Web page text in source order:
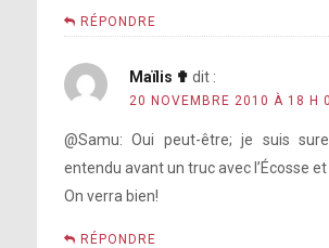
RÉPONDRE
Maïlis ✟ dit :
20 NOVEMBRE 2010 À 18 H
@Samu: Oui peut-être; je suis
entendu avant un truc avec l’Écosse et
On verra bien!
RÉPONDRE